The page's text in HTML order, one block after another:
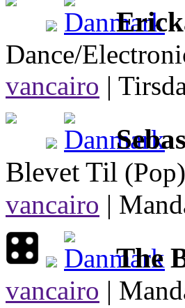
Dance/
vancairo |
Blevet Til (Pop)
vancairo |
The
vancairo |